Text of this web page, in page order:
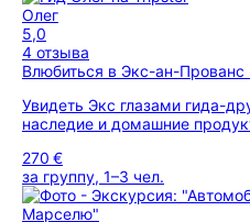
Олег
5,0
4 отзыва
Влюбиться в Экс-ан-Прованс
Увидеть Экс глазами гида-
наследие и домашние
270 €
за группу, 1–3 чел.